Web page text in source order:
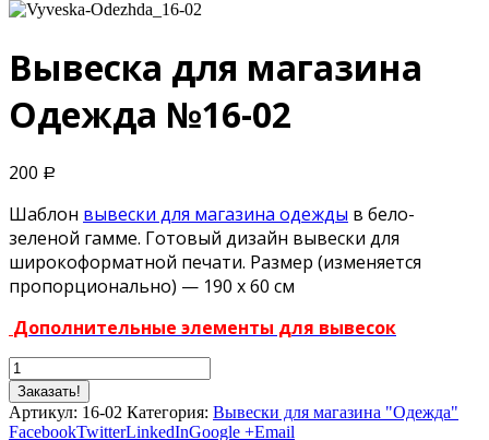
Вывеска для магазина
Одежда №16-02
200 Р
Шаблон вывески для магазина одежды в бело-
зеленой гамме. Готовый дизайн вывески для
широкоформатной печати. Размер (изменяется
пропорционально) — 190 х 60 см
Дополнительные элементы для вывесок
Заказать!
Артикул: 16-02 Категория: Вывески для магазина "Одежда"
FacebookTwitterLinkedInGoogle +Email